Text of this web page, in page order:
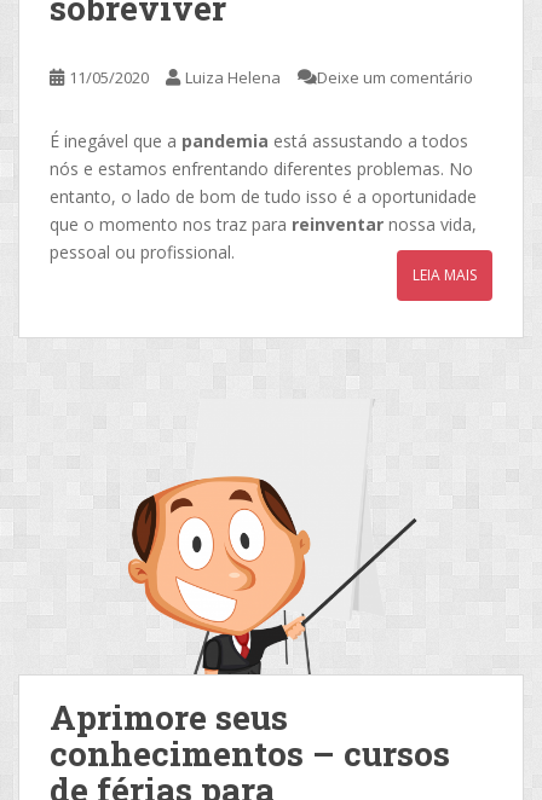
11/05/2020 Luiza Helena Deixe um comentário
É inegável que a pandemia está assustando a todos
nós e estamos enfrentando diferentes problemas. No
entanto, o lado de bom de tudo isso é a oportunidade
que o momento nos traz para reinventar nossa vida,
pessoal ou profissional.
LEIA MAIS
Aprimore seus
conhecimentos – cursos
de férias para